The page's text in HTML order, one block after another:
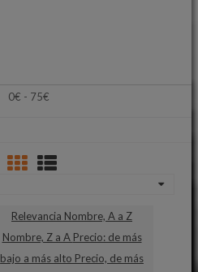
0€ - 75€
Relevancia Nombre, A a Z
Nombre, Z a A Precio: de más
bajo a más alto Precio, de más